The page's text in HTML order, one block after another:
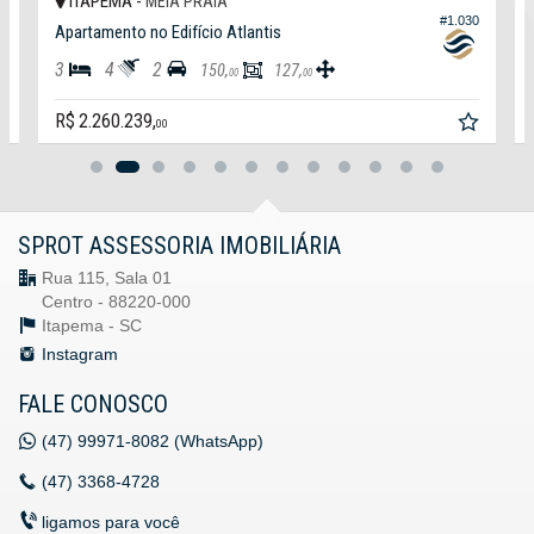
#1.030
Apartamento no Edifício Atlantis
3 4 2 150,00 127,00
R$ 2.260.239,00
SPROT ASSESSORIA IMOBILIÁRIA
Rua 115, Sala 01
Centro - 88220-000
Itapema - SC
Instagram
FALE CONOSCO
(47) 99971-8082 (WhatsApp)
(47) 3368-4728
ligamos para você